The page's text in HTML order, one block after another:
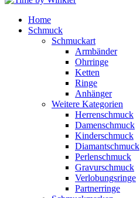
Home
Schmuck
Schmuckart
Armbänder
Ohrringe
Ketten
Ringe
Anhänger
Weitere Kategorien
Herrenschmuck
Damenschmuck
Kinderschmuck
Diamantschmuck
Perlenschmuck
Gravurschmuck
Verlobungsringe
Partnerringe